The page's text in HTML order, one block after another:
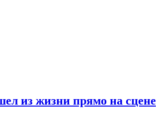
из жизни прямо на сцене